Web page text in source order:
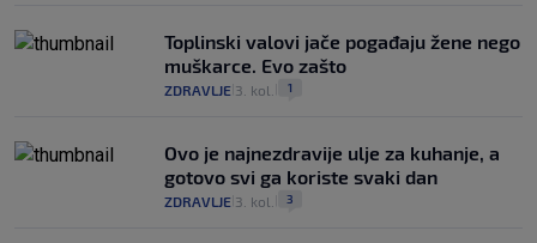
Toplinski valovi jače pogađaju žene nego
muškarce. Evo zašto
ZDRAVLJE 3. kol. 1
Ovo je najnezdravije ulje za kuhanje, a
gotovo svi ga koriste svaki dan
ZDRAVLJE 3. kol. 3